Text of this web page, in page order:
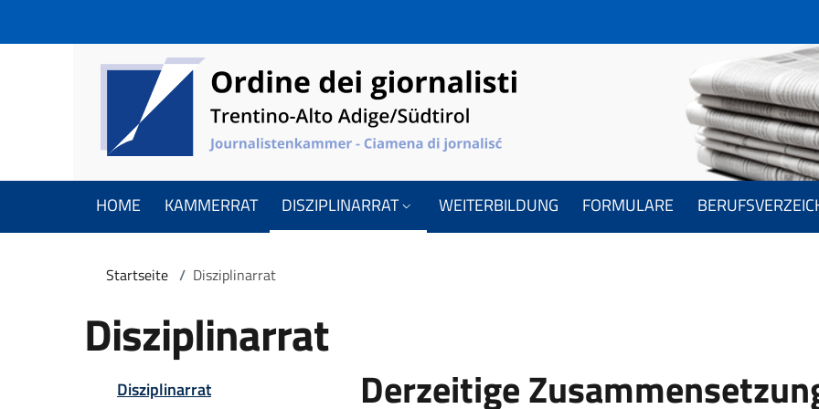
HOME KAMMERRAT DISZIPLINARRAT WEITERBILDUNG FORMULARE
Pfadnavigation
Startseite / Disziplinarrat
Disziplinarrat
Navigazione principale
Disziplinarrat Corpo:
Derzeitige